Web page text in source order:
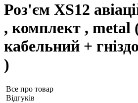
Роз'єм XS12
, комплект , metal
кабельний +
)
Все про товар
Відгуків